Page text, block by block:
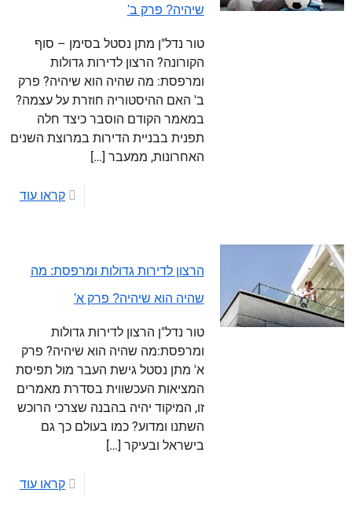
שיהיה? פרק ב'
טור נדל"ן מתן נסטל בסימן – סוף
הקורונה? הרצון לדירות גדולות
ומרפסת: מה שהיה הוא שיהיה? פרק
ב' האם ההיסטוריה חוזרת על עצמה?
במאמר הקודם הוסבר כיצד חלה
תפנית בבניית הדירות במרוצת השנים
האחרונות, ממעבר […]
קראו עוד
הרצון לדירות גדולות ומרפסת: מה
שהיה הוא שיהיה? פרק א'
טור נדל"ן הרצון לדירות גדולות
ומרפסת:מה שהיה הוא שיהיה? פרק
א' מתן נסטל גישת העבר מול תפיסת
המציאות העכשווית בסדרת מאמרים
זו, המיקוד יהיה בהבנה שצרכי הרוכש
השתנו ומדוע? כמו בעולם כך גם
בישראל ובעיקר […]
קראו עוד